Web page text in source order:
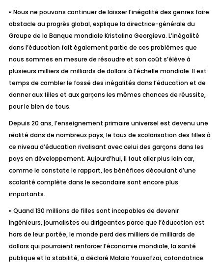
« Nous ne pouvons continuer de laisser l’inégalité des genres faire
obstacle au progrès global, explique la directrice-générale du
Groupe de la Banque mondiale Kristalina Georgieva. L’inégalité
dans l’éducation fait également partie de ces problèmes que
nous sommes en mesure de résoudre et son coût s’élève à
plusieurs milliers de milliards de dollars à l’échelle mondiale. Il est
temps de combler le fossé des inégalités dans l’éducation et de
donner aux filles et aux garçons les mêmes chances de réussite,
pour le bien de tous.
Depuis 20 ans, l’enseignement primaire universel est devenu une
réalité dans de nombreux pays, le taux de scolarisation des filles à
ce niveau d’éducation rivalisant avec celui des garçons dans les
pays en développement. Aujourd’hui, il faut aller plus loin car,
comme le constate le rapport, les bénéfices découlant d’une
scolarité complète dans le secondaire sont encore plus
importants.
« Quand 130 millions de filles sont incapables de devenir
ingénieurs, journalistes ou dirigeantes parce que l’éducation est
hors de leur portée, le monde perd des milliers de milliards de
dollars qui pourraient renforcer l’économie mondiale, la santé
publique et la stabilité, a déclaré Malala Yousafzai, cofondatrice